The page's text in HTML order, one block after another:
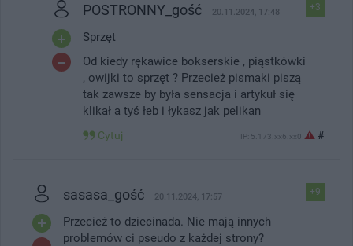
+3
POSTRONNY_gość 20.11.2024, 17:48
Sprzęt
Od kiedy rękawice bokserskie , piąstkówki
, owijki to sprzęt ? Przecież pismaki piszą
tak zawsze by była sensacja i artykuł się
klikał a tyś łeb i łykasz jak pelikan
Cytuj IP: 5.173.xx6.xx0 #
+9
sasasa_gość 20.11.2024, 17:57
Przecież to dziecinada. Nie mają innych
problemów ci pseudo z każdej strony?